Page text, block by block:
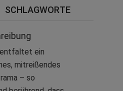
SCHLAGWORTE
entfaltet ein
mitreißendes
– so